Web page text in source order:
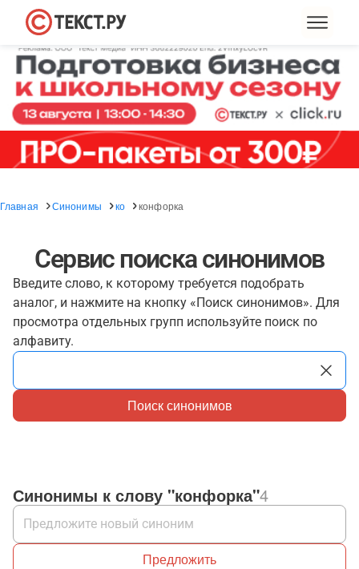
Главная Синонимы ко конфорка
Сервис поиска синонимов
Введите слово, к которому требуется подобрать
аналог, и нажмите на кнопку «Поиск синонимов». Для
просмотра отдельных групп используйте поиск по
алфавиту.
Поиск синонимов
Синонимы к слову "конфорка"4
Предложить